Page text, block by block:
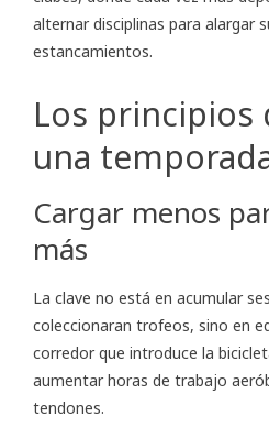
alternar disciplinas para alargar
estancamientos.
Los principios
una
Cargar menos
más
La clave no está en acumular
coleccionaran trofeos, sino en
corredor que introduce la
aumentar horas de trabajo
tendones.